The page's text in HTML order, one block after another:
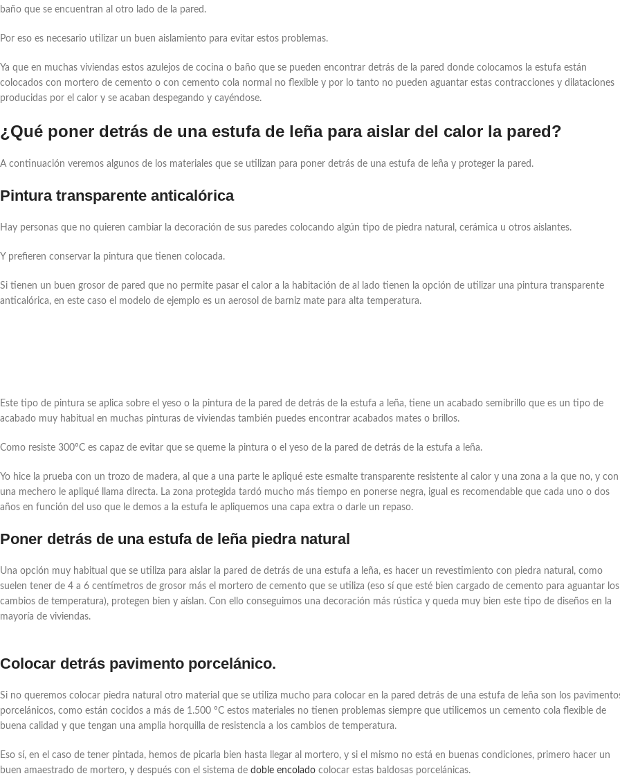
baño que se encuentran al otro lado de la pared.
Por eso es necesario utilizar un buen aislamiento para evitar estos problemas.
Ya que en muchas viviendas estos azulejos de cocina o baño que se pueden encontrar detrás de la pared donde colocamos la estufa están
colocados con mortero de cemento o con cemento cola normal no flexible y por lo tanto no pueden aguantar estas contracciones y dilataciones
producidas por el calor y se acaban despegando y cayéndose.
¿Qué poner detrás de una estufa de leña para aislar del calor la pared?
A continuación veremos algunos de los materiales que se utilizan para poner detrás de una estufa de leña y proteger la pared.
Pintura transparente anticalórica
Hay personas que no quieren cambiar la decoración de sus paredes colocando algún tipo de piedra natural, cerámica u otros aislantes.
Y prefieren conservar la pintura que tienen colocada.
Si tienen un buen grosor de pared que no permite pasar el calor a la habitación de al lado tienen la opción de utilizar una pintura transparente
anticalórica, en este caso el modelo de ejemplo es un aerosol de barniz mate para alta temperatura.
Este tipo de pintura se aplica sobre el yeso o la pintura de la pared de detrás de la estufa a leña, tiene un acabado semibrillo que es un tipo de
acabado muy habitual en muchas pinturas de viviendas también puedes encontrar acabados mates o brillos.
Como resiste 300ºC es capaz de evitar que se queme la pintura o el yeso de la pared de detrás de la estufa a leña.
Yo hice la prueba con un trozo de madera, al que a una parte le apliqué este esmalte transparente resistente al calor y una zona a la que no, y con
una mechero le apliqué llama directa. La zona protegida tardó mucho más tiempo en ponerse negra, igual es recomendable que cada uno o dos
años en función del uso que le demos a la estufa le apliquemos una capa extra o darle un repaso.
Poner detrás de una estufa de leña piedra natural
Una opción muy habitual que se utiliza para aislar la pared de detrás de una estufa a leña, es hacer un revestimiento con piedra natural, como
suelen tener de 4 a 6 centímetros de grosor más el mortero de cemento que se utiliza (eso sí que esté bien cargado de cemento para aguantar los
cambios de temperatura), protegen bien y aíslan. Con ello conseguimos una decoración más rústica y queda muy bien este tipo de diseños en la
mayoría de viviendas.
Colocar detrás pavimento porcelánico.
Si no queremos colocar piedra natural otro material que se utiliza mucho para colocar en la pared detrás de una estufa de leña son los
porcelánicos, como están cocidos a más de 1.500 ºC estos materiales no tienen problemas siempre que utilicemos un cemento cola flexible de
buena calidad y que tengan una amplia horquilla de resistencia a los cambios de temperatura.
Eso sí, en el caso de tener pintada, hemos de picarla bien hasta llegar al mortero, y si el mismo no está en buenas condiciones, primero hacer un
buen amaestrado de mortero, y después con el sistema de doble encolado colocar estas baldosas porcelánicas.